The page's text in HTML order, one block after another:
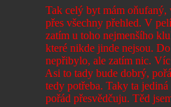
Tak celý byt mám oňufaný, vím,
přes všechny přehled. V pelíšku
zatím u toho nejmenšího kluka v
které nikde jinde nejsou. Do
nepřibylo, ale zatím nic. Víc mi
Asi to tady bude dobrý, pořád se
tedy potřeba. Taky ta jediná
pořád přesvědčuju. Těd jsem